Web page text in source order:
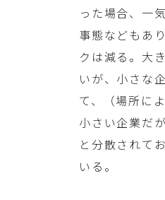
った場合、一
事態などもあ
クは減る。大
いが、小さな
て、（場所に
小さい企業だ
と分散されて
いる。